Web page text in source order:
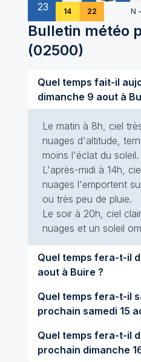
23 14 22 N -
Bulletin météo
(02500)
Quel temps fait-il
dimanche 9 aout
Le matin à 8h, ciel
nuages d'altitude,
moins l'éclat du soleil.
L'après-midi à 14h,
nuages l'emportent
ou très peu de pluie.
Le soir à 20h, ciel
nuages et un soleil
Quel temps fera-t-il demain
aout à Buire ?
Quel temps fera-t-il
prochain
Quel temps fera-t-il
prochain